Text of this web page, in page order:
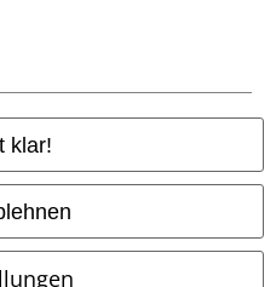
klar!